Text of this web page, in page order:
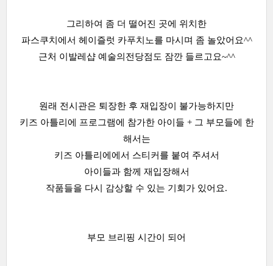
그리하여 좀 더 떨어진 곳에 위치한
파스쿠치에서 헤이즐럿 카푸치노를 마시며 좀 놀았어요^^
근처 이발레샵 예술의전당점도 잠깐 들르고요~^^
원래 전시관은 퇴장한 후 재입장이 불가능하지만
키즈 아틀리에 프로그램에 참가한 아이들 + 그 부모들에 한
해서는
키즈 아틀리에에서 스티커를 붙여 주셔서
아이들과 함께 재입장해서
작품들을 다시 감상할 수 있는 기회가 있어요.
부모 브리핑 시간이 되어